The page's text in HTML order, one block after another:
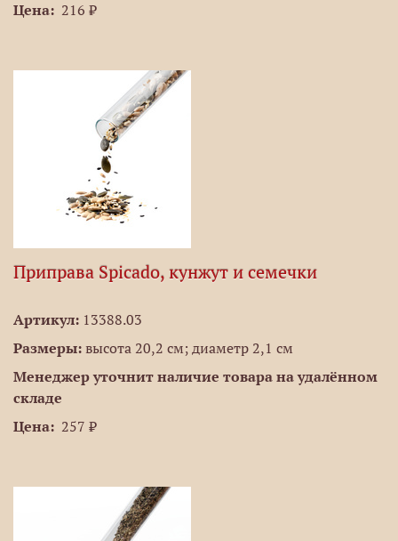
Цена: 216 ₽
Приправа Spicado, кунжут и семечки
Артикул: 13388.03
Размеры: высота 20,2 см; диаметр 2,1 см
Менеджер уточнит наличие товара на удалённом
складе
Цена: 257 ₽